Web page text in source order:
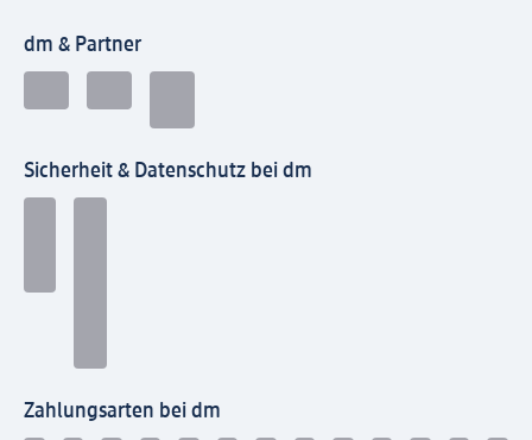
dm & Partner
Sicherheit & Datenschutz bei dm
Zahlungsarten bei dm